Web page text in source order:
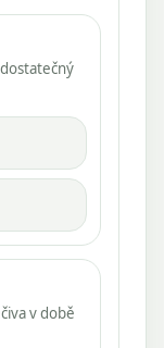
v době